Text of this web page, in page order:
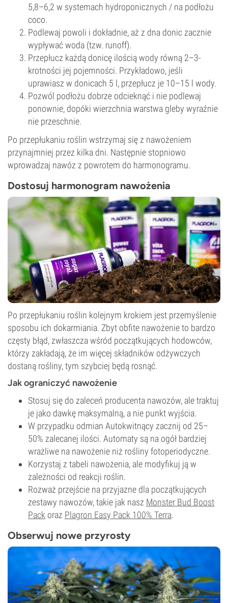
5,8–6,2 w systemach hydroponicznych / na podłożu
coco.
Podlewaj powoli i dokładnie, aż z dna donic zacznie
wypływać woda (tzw. runoff).
Przepłucz każdą donicę ilością wody równą 2–3-
krotności jej pojemności. Przykładowo, jeśli
uprawiasz w donicach 5 l, przepłucz je 10–15 l wody.
Pozwól podłożu dobrze odcieknąć i nie podlewaj
ponownie, dopóki wierzchnia warstwa gleby wyraźnie
nie przeschnie.
Po przepłukaniu roślin wstrzymaj się z nawożeniem
przynajmniej przez kilka dni. Następnie stopniowo
wprowadzaj nawóz z powrotem do harmonogramu.
Dostosuj harmonogram nawożenia
Po przepłukaniu roślin kolejnym krokiem jest przemyślenie
sposobu ich dokarmiania. Zbyt obfite nawożenie to bardzo
częsty błąd, zwłaszcza wśród początkujących hodowców,
którzy zakładają, że im więcej składników odżywczych
dostaną rośliny, tym szybciej będą rosnąć.
Jak ograniczyć nawożenie
Stosuj się do zaleceń producenta nawozów, ale traktuj
je jako dawkę maksymalną, a nie punkt wyjścia.
W przypadku odmian Autokwitnący zacznij od 25–
50% zalecanej ilości. Automaty są na ogół bardziej
wrażliwe na nawożenie niż rośliny fotoperiodyczne.
Korzystaj z tabeli nawożenia, ale modyfikuj ją w
zależności od reakcji roślin.
Rozważ przejście na przyjazne dla początkujących
zestawy nawozów, takie jak nasz Monster Bud Boost
Pack oraz Plagron Easy Pack 100% Terra.
Obserwuj nowe przyrosty